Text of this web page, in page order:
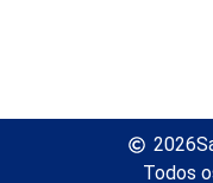
2026
Todos